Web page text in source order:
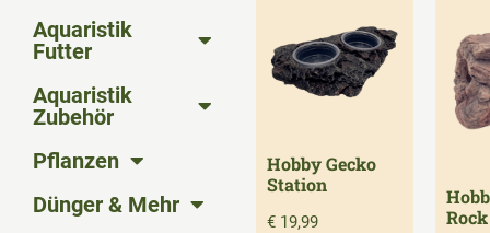
Aquaristik
Futter
Aquaristik
Zubehör
Pflanzen
Dünger & Mehr
Hobby Gecko
Station
€ 19,99